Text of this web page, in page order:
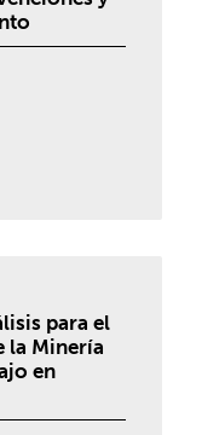
para el
la Minería
en